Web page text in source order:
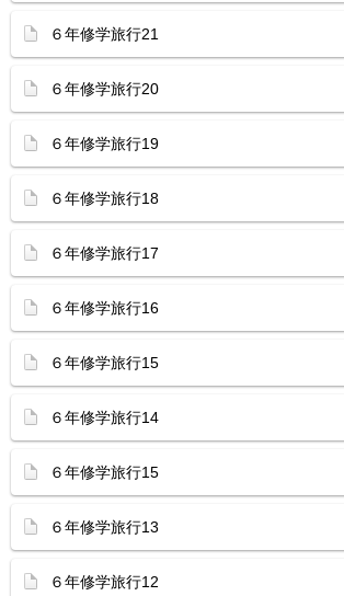
６年修学旅行21
６年修学旅行20
６年修学旅行19
６年修学旅行18
６年修学旅行17
６年修学旅行16
６年修学旅行15
６年修学旅行14
６年修学旅行15
６年修学旅行13
６年修学旅行12